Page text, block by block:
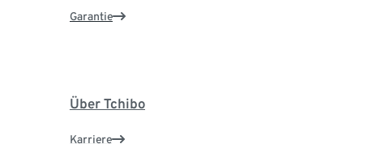
Garantie
Über Tchibo
Karriere